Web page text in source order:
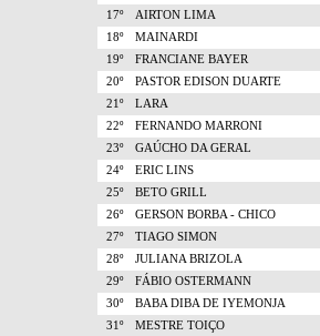
17º
AIRTON LIMA
18º
MAINARDI
19º
FRANCIANE BAYER
20º
PASTOR EDISON DUARTE
21º
LARA
22º
FERNANDO MARRONI
23º
GAÚCHO DA GERAL
24º
ERIC LINS
25º
BETO GRILL
26º
GERSON BORBA - CHICO
27º
TIAGO SIMON
28º
JULIANA BRIZOLA
29º
FÁBIO OSTERMANN
30º
BABA DIBA DE IYEMONJA
31º
MESTRE TOIÇO